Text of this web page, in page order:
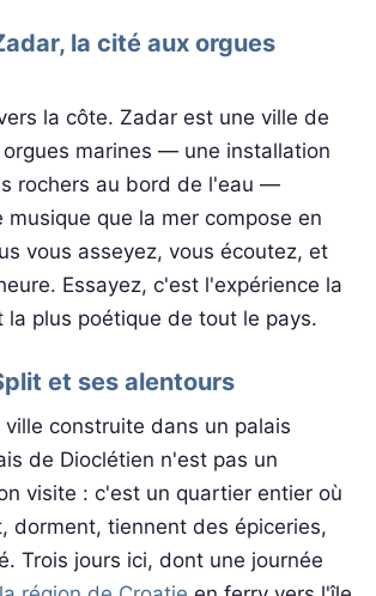
la cité aux orgues
la côte. Zadar est une ville de
marines — une installation
rochers au bord de l'eau —
musique que la mer compose en
vous asseyez, vous écoutez, et
Essayez, c'est l'expérience la
la plus poétique de tout le pays.
et ses alentours
construite dans un palais
de Dioclétien n'est pas un
visite : c'est un quartier entier où
dorment, tiennent des épiceries,
Trois jours ici, dont une journée